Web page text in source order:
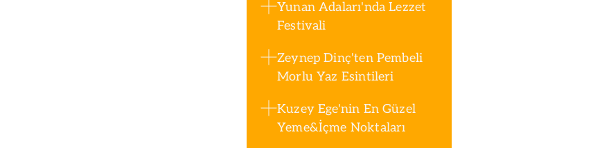
Yunan Adaları'nda Lezzet
Festivali
Zeynep Dinç'ten Pembeli
Morlu Yaz Esintileri
Kuzey Ege'nin En Güzel
Yeme&İçme Noktaları